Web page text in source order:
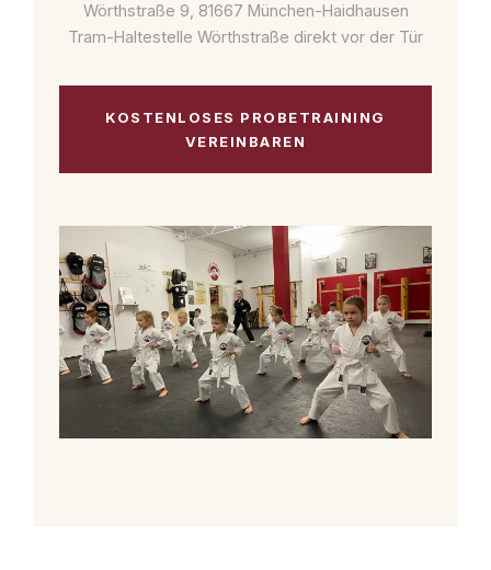
Wörthstraße 9, 81667 München-Haidhausen
Tram-Haltestelle Wörthstraße direkt vor der Tür
KOSTENLOSES PROBETRAINING
VEREINBAREN